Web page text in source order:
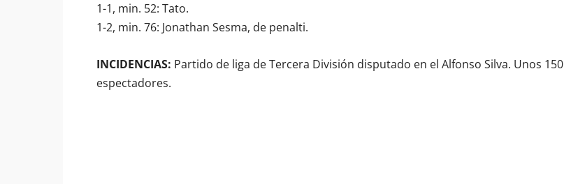
1-1, min. 52: Tato.
1-2, min. 76: Jonathan Sesma, de penalti.
INCIDENCIAS: Partido de liga de Tercera División disputado en el Alfonso Silva. Unos 150
espectadores.